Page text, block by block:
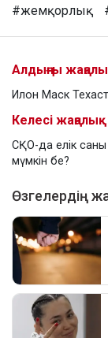
#жемқорлық
Алдыңғы
Илон Маск
Келесі жаңалық
СҚО-да елік саны
мүмкін бе?